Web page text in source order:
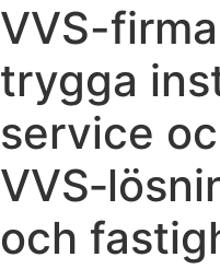
VVS-
trygga
service
och